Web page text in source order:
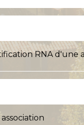
RNA d'une